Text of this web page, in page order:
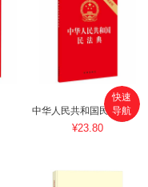
中华人民共和国民法典
¥23.80
首页
快速
导航